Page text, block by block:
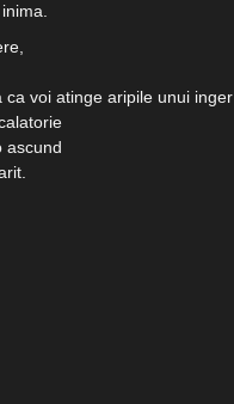
ca voi atinge aripile unui inger
ascund